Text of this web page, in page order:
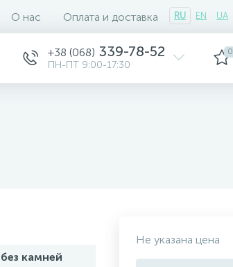
О нас Оплата и доставка RU EN UA
+38 (068) 339-78-52
ПН-ПТ 9:00-17:30
0
без камней
Не указана цена